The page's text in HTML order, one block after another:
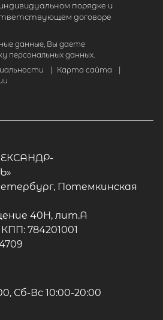
порядке и
договоре
данные, Вы даете
персональных данных.
Карта сайта
Потемкинская
40Н, лит.А
784201001
Сб-Вс 10:00-20:00